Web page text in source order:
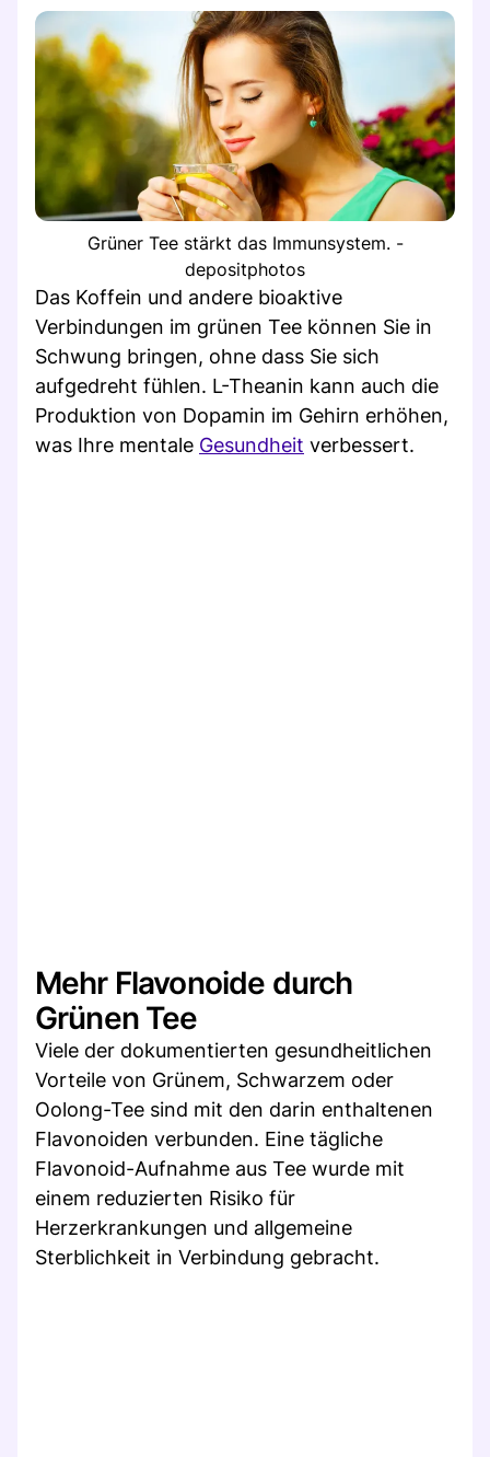
Grüner Tee stärkt das Immunsystem. -
depositphotos
Das Koffein und andere bioaktive
Verbindungen im grünen Tee können Sie in
Schwung bringen, ohne dass Sie sich
aufgedreht fühlen. L-Theanin kann auch die
Produktion von Dopamin im Gehirn erhöhen,
was Ihre mentale Gesundheit verbessert.
Mehr Flavonoide durch
Grünen Tee
Viele der dokumentierten gesundheitlichen
Vorteile von Grünem, Schwarzem oder
Oolong-Tee sind mit den darin enthaltenen
Flavonoiden verbunden. Eine tägliche
Flavonoid-Aufnahme aus Tee wurde mit
einem reduzierten Risiko für
Herzerkrankungen und allgemeine
Sterblichkeit in Verbindung gebracht.